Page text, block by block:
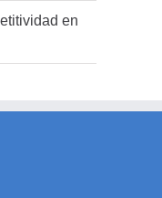
en